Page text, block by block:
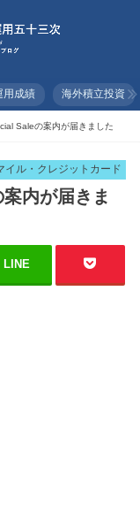
用成績 海外積立投資
Saleの案内が届きました
イル・クレジットカード
内が届きま
LINE